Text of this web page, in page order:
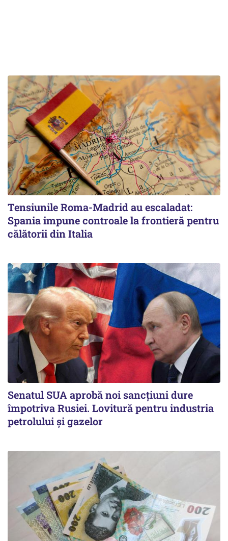
Tensiunile Roma-Madrid au escaladat:
Spania impune controale la frontieră pentru
călătorii din Italia
Senatul SUA aprobă noi sancțiuni dure
împotriva Rusiei. Lovitură pentru industria
petrolului și gazelor